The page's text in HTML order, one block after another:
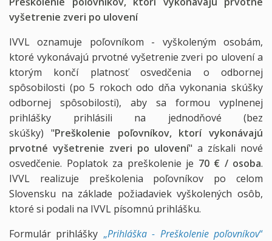
vyšetrenie zveri po ulovení
IVVL oznamuje poľovníkom - vyškoleným osobám,
ktoré vykonávajú prvotné vyšetrenie zveri po ulovení a
ktorým končí platnosť osvedčenia o odbornej
spôsobilosti (po 5 rokoch odo dňa vykonania skúšky
odbornej spôsobilosti), aby sa formou vyplnenej
prihlášky prihlásili na jednodňové (bez
skúšky) "Preškolenie poľovníkov, ktorí vykonávajú
prvotné vyšetrenie zveri po ulovení" a získali nové
osvedčenie. Poplatok za preškolenie je 70 € / osoba.
IVVL realizuje preškolenia poľovníkov po celom
Slovensku na základe požiadaviek vyškolených osôb,
ktoré si podali na IVVL písomnú prihlášku.
Formulár prihlášky „Prihláška - Preškolenie poľovníkov“